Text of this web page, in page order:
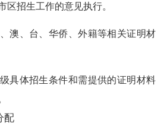
区招生工作的意见执行。
、台、华侨、外籍等相关证明材
体招生条件和需提供的证明材料
配